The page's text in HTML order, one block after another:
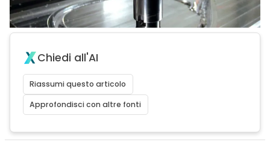
Chiedi all'AI
Riassumi questo articolo
Approfondisci con altre fonti